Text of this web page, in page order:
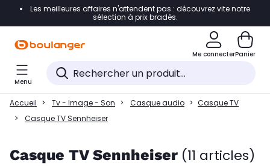
Accéder directement à la navigation
Accéder directement à la liste des produits
Accéder directement au contenu
Accéder directement au pied de page
Accéder directement au chatbot
Les meilleures affaires n'attendent pas : découvrez vite notre
sélection à prix bradés.
Me connecterPanier
Menu
Accueil Tv - Image - Son Casque audio
Casque TV
Casque TV Sennheiser
Casque TV Sennheiser (11 articles)